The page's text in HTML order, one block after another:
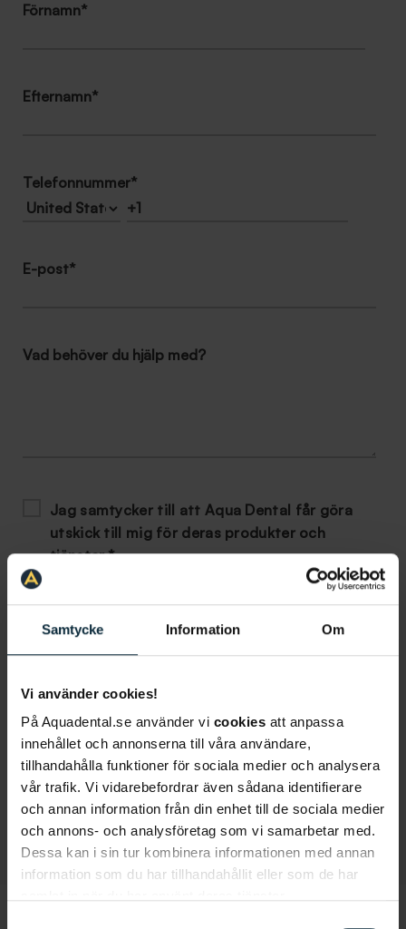
Samtycke Information Om
Vi använder cookies!
På Aquadental.se använder vi cookies att anpassa
innehållet och annonserna till våra användare,
tillhandahålla funktioner för sociala medier och analysera
vår trafik. Vi vidarebefordrar även sådana identifierare
och annan information från din enhet till de sociala medier
och annons- och analysföretag som vi samarbetar med.
Dessa kan i sin tur kombinera informationen med annan
information som du har tillhandahållit eller som de har
Förnamn*
Efternamn*
Telefonnummer*
E-post*
Vad behöver du hjälp med?
Jag samtycker till att Aqua Dental får göra
utskick till mig för deras produkter och
tjänster.*
Jag godkänner, genom att klicka nedan, att ni
enlighet med Aqua Dentalsdataskyddspolicyför